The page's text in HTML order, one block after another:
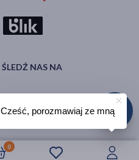
0
ŚLEDŹ NAS NA
Cześć, porozmawiaj ze mną